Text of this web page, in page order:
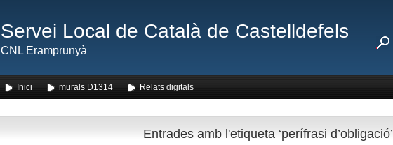
Servei Local de Català de Castelldefels
CNL Eramprunyà
Inici murals D1314 Relats digitals
Entrades amb l'etiqueta ‘perífrasi d’obligació’